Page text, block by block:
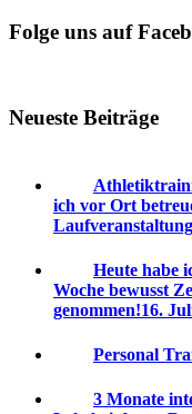
Folge uns auf
Neueste Beiträge
ich vor Ort
Heute habe
Woche bewusst
genommen!16.
Personal
3 Monate